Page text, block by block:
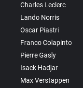
Charles Leclerc
Lando Norris
Oscar Piastri
Franco Colapinto
Pierre Gasly
Isack Hadjar
Max Verstappen